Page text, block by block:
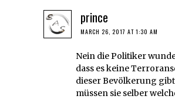
prince
MARCH 26, 2017 AT 1:30 AM
Nein die Politiker
dass es keine
dieser Bevölkerung
müssen sie selber